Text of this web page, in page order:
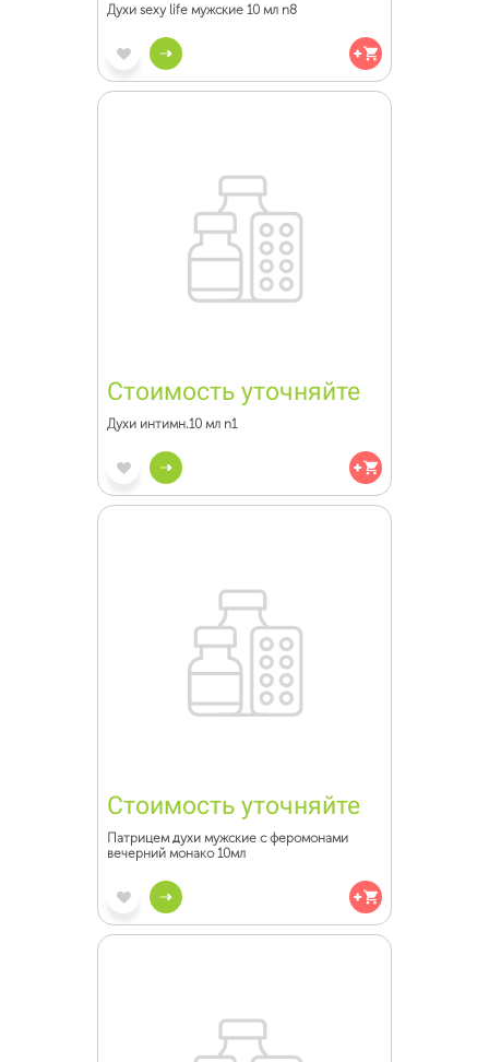
Духи sexy life мужские 10 мл n8
Стоимость уточняйте
Духи интимн.10 мл n1
Стоимость уточняйте
Патрицем духи мужские с феромонами
вечерний монако 10мл